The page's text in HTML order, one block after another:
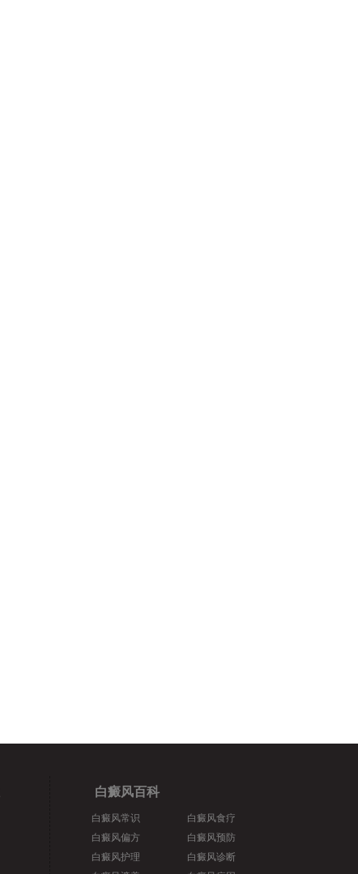
白癜风百科
白癜风常识
白癜风偏方
白癜风护理
白癜风食疗
白癜风预防
白癜风诊断